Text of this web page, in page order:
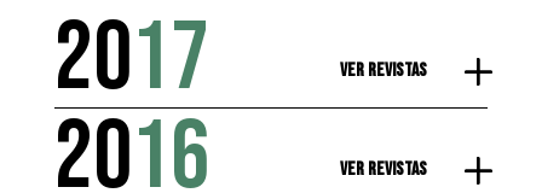
2017 Ver Revistas
2016 Ver Revistas